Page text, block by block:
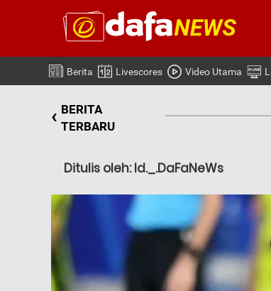
Berita Livescores Video Utama
‹ BERITA
TERBARU
Ditulis oleh: Id._.DaFaNeWs